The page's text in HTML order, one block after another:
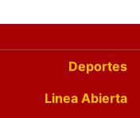
Deportes
Linea Abierta